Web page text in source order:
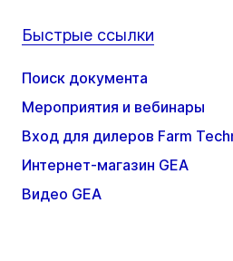
Быстрые ссылки
Поиск документа
Мероприятия и вебинары
Вход для дилеров Farm
Интернет-магазин GEA
Видео GEA